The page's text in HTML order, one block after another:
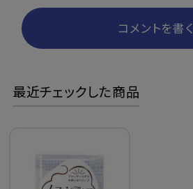
コメントを書く
最近チェックした商品